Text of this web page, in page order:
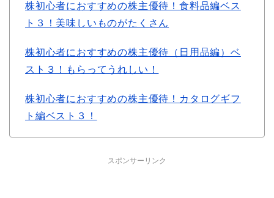
株初心者におすすめの株主優待！食料品編ベス
ト３！美味しいものがたくさん
株初心者におすすめの株主優待（日用品編）ベ
スト３！もらってうれしい！
株初心者におすすめの株主優待！カタログギフ
ト編ベスト３！
スポンサーリンク